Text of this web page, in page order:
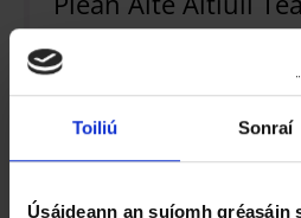
Toiliú Sonraí
Úsáideann an suíomh gréasáin
2015
Plean Forbartha
Ceantar Máguaird